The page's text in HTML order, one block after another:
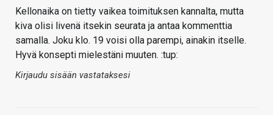
Kellonaika on tietty vaikea toimituksen kannalta, mutta
kiva olisi livenä itsekin seurata ja antaa kommenttia
samalla. Joku klo. 19 voisi olla parempi, ainakin itselle.
Hyvä konsepti mielestäni muuten. :tup:
Kirjaudu sisään vastataksesi